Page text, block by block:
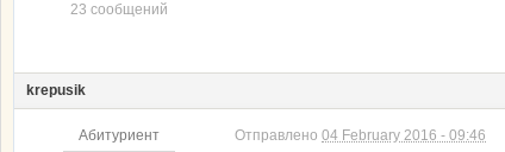
23 сообщений
krepusik
Абитуриент Отправлено 04 February 2016 - 09:46